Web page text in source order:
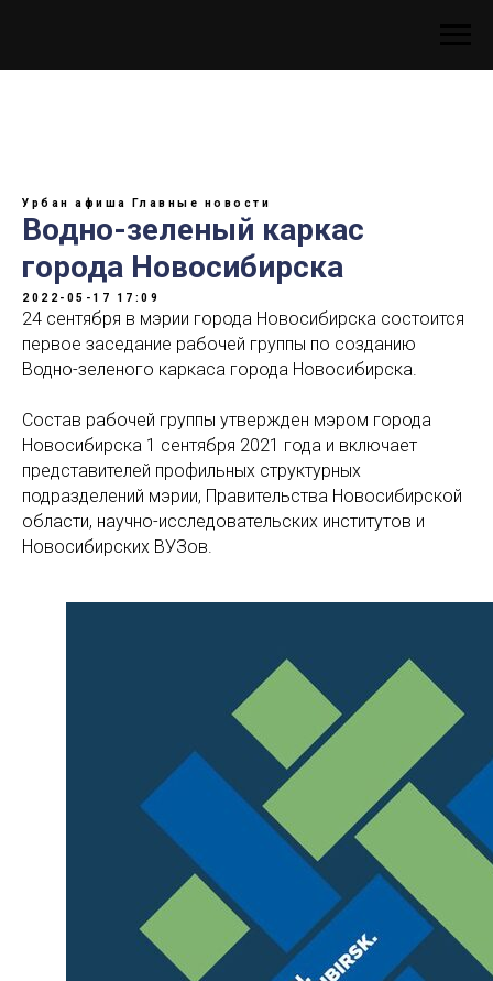
Урбан афиша Главные новости
Водно-зеленый каркас
города Новосибирска
2022-05-17 17:09
24 сентября в мэрии города Новосибирска состоится
первое заседание рабочей группы по созданию
Водно-зеленого каркаса города Новосибирска.
Состав рабочей группы утвержден мэром города
Новосибирска 1 сентября 2021 года и включает
представителей профильных структурных
подразделений мэрии, Правительства Новосибирской
области, научно-исследовательских институтов и
Новосибирских ВУЗов.